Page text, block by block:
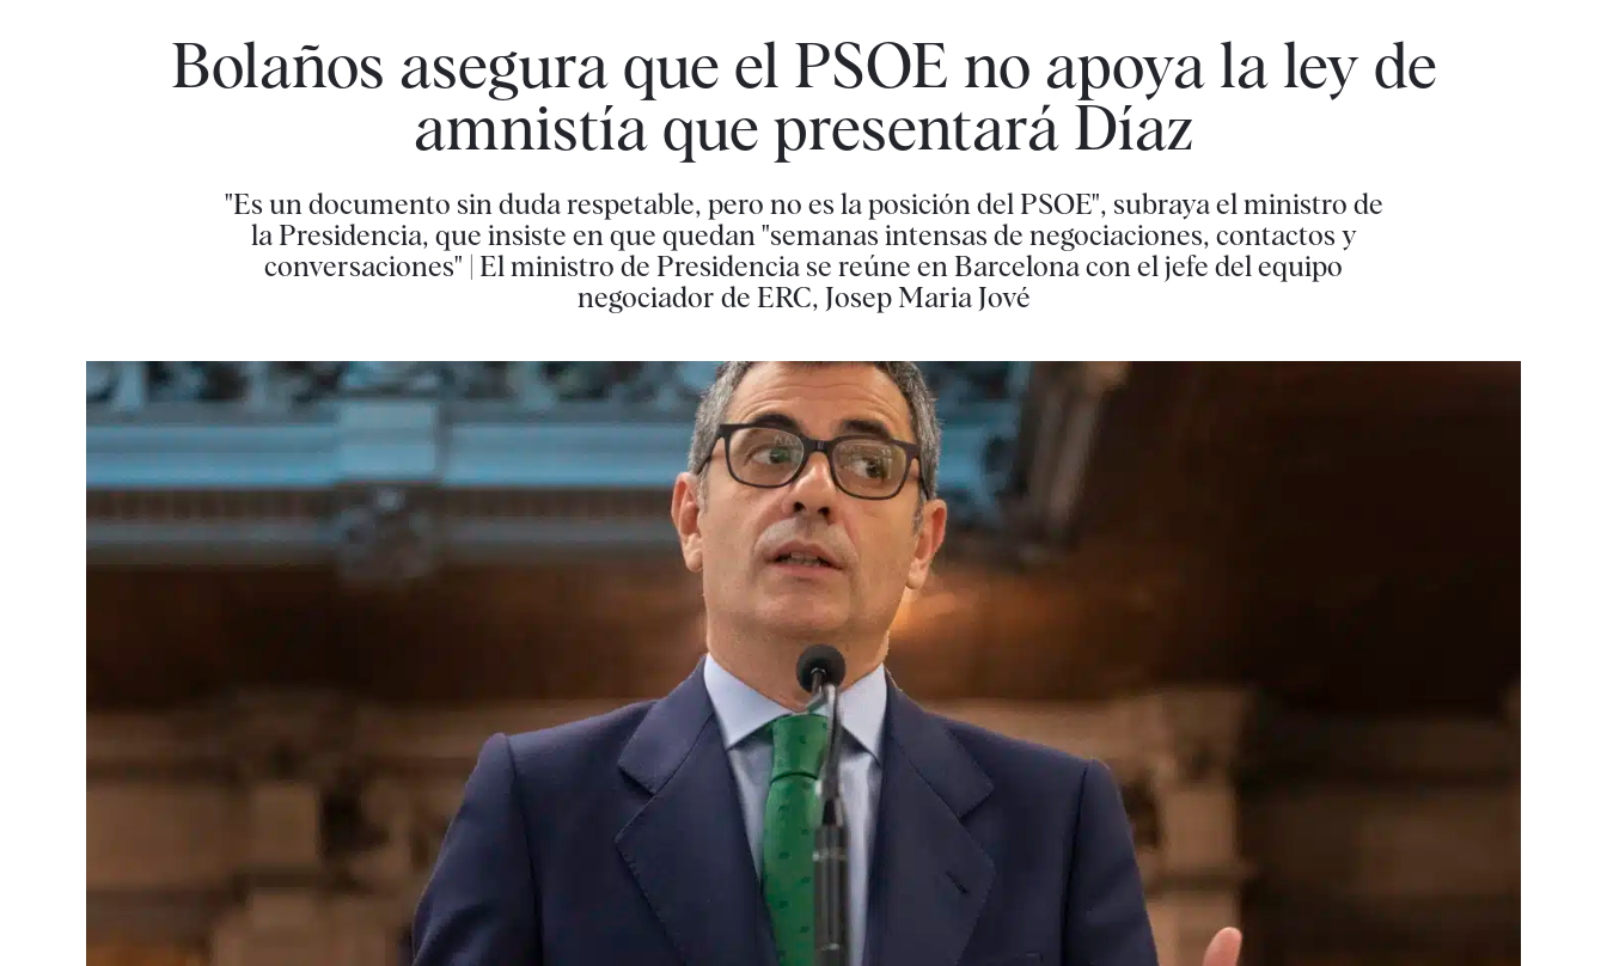
Bolaños asegura que el PSOE no apoya la ley de
amnistía que presentará Díaz
"Es un documento sin duda respetable, pero no es la posición del PSOE", subraya el ministro de
la Presidencia, que insiste en que quedan "semanas intensas de negociaciones, contactos y
conversaciones" | El ministro de Presidencia se reúne en Barcelona con el jefe del equipo
negociador de ERC, Josep Maria Jové